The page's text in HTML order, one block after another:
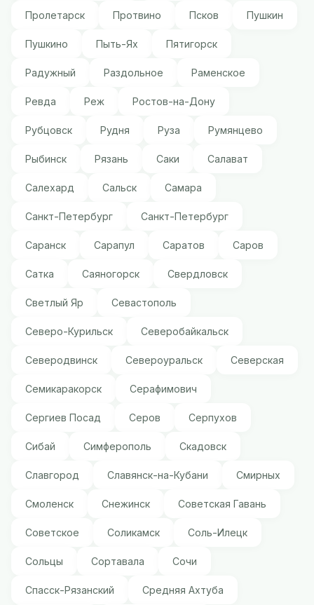
Пролетарск Протвино Псков Пушкин
Пушкино Пыть-Ях Пятигорск
Радужный Раздольное Раменское
Ревда Реж Ростов-на-Дону
Рубцовск Рудня Руза Румянцево
Рыбинск Рязань Саки Салават
Салехард Сальск Самара
Санкт-Петербург Санкт-Петербург
Саранск Сарапул Саратов Саров
Сатка Саяногорск Свердловск
Светлый Яр Севастополь
Северо-Курильск Северобайкальск
Северодвинск Североуральск Северская
Семикаракорск Серафимович
Сергиев Посад Серов Серпухов
Сибай Симферополь Скадовск
Славгород Славянск-на-Кубани Смирных
Смоленск Снежинск Советская Гавань
Советское Соликамск Соль-Илецк
Сольцы Сортавала Сочи
Спасск-Рязанский Средняя Ахтуба